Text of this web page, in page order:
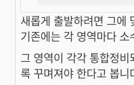
새롭게 출발하려면 그에
기존에는 각 영역마다
그 영역이 각각 통합정
록 꾸며져야 한다고 봅니